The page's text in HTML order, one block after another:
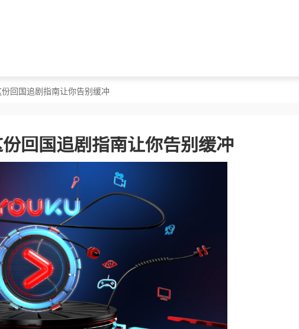
回国追剧指南让你告别缓冲
回国追剧指南让你告别缓冲